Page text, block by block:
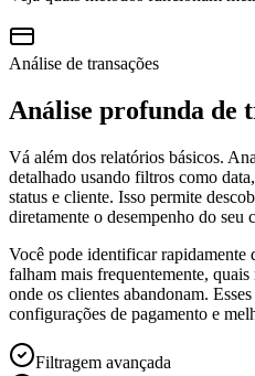
Análise de transações
Análise profunda de
Vá além dos relatórios básicos.
detalhado usando filtros como
status e cliente. Isso permite
diretamente o desempenho do seu
Você pode identificar rapidamente
falham mais frequentemente,
onde os clientes abandonam.
configurações de pagamento e
Filtragem avançada